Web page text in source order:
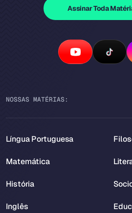
Assinar Toda
NOSSAS MATÉRIAS:
Língua Portuguesa
Matemática
História
Inglês